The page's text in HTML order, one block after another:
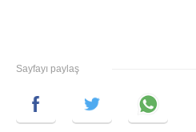
Sayfayı paylaş